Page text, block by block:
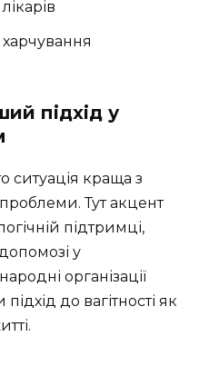
харчування
підхід у
ситуація краща з
Тут акцент
підтримці,
у
організації
до вагітності як